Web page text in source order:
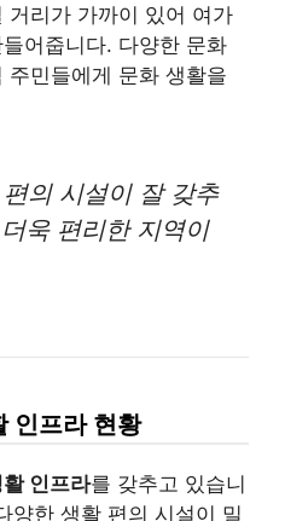
거리가 가까이 있어 여가
어줍니다. 다양한 문화
민들에게 문화 생활을
의 시설이 잘 갖추
욱 편리한 지역이
인프라 현황
인프라를 갖추고 있습니
양한 생활 편의 시설이 밀